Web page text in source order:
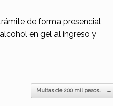
de forma presencial
en gel al ingreso y
Multas de 200 mil pesos… →